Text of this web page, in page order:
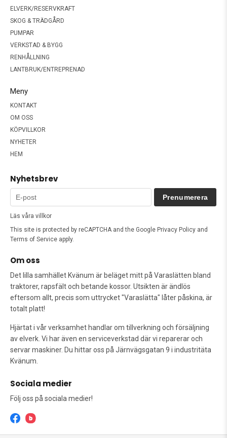
ELVERK/RESERVKRAFT
SKOG & TRÄDGÅRD
PUMPAR
VERKSTAD & BYGG
RENHÅLLNING
LANTBRUK/ENTREPRENAD
Meny
KONTAKT
OM OSS
KÖPVILLKOR
NYHETER
HEM
Nyhetsbrev
Prenumerera
Läs våra villkor
This site is protected by reCAPTCHA and the Google Privacy Policy and
Terms of Service apply.
Om oss
Det lilla samhället Kvänum är beläget mitt på Varaslätten bland
traktorer, rapsfält och betande kossor. Utsikten är ändlös
eftersom allt, precis som uttrycket "Varaslätta" låter påskina, är
totalt platt!
Hjärtat i vår verksamhet handlar om tillverkning och försäljning
av elverk. Vi har även en serviceverkstad där vi reparerar och
servar maskiner. Du hittar oss på Järnvägsgatan 9 i industritäta
Kvänum.
Sociala medier
Följ oss på sociala medier!